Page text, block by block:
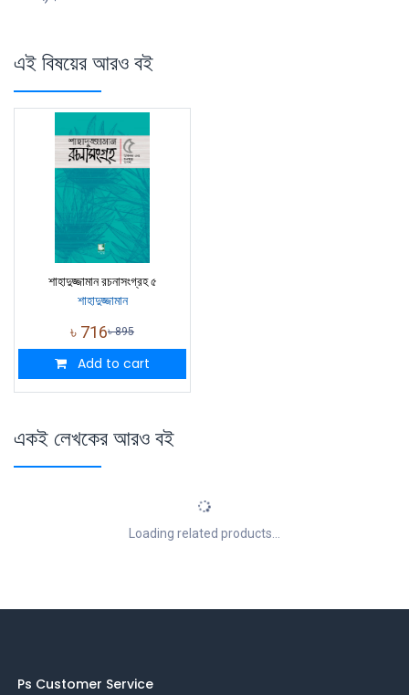
এই বিষয়ের আরও বই
শাহাদুজ্জামান রচনাসংগ্রহ ৫
শাহাদুজ্জামান
৳ 716৳895
Add to cart
একই লেখকের আরও বই
Loading related products...
Ps Customer Service